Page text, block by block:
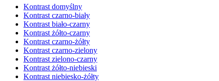
Kontrast domyślny
Kontrast czarno-biały
Kontrast biało-czarny
Kontrast żółto-czarny
Kontrast czarno-żółty
Kontrast czarno-zielony
Kontrast zielono-czarny
Kontrast żółto-niebieski
Kontrast niebiesko-żółty